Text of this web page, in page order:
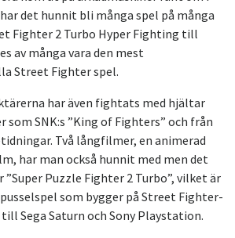
har det hunnit bli många spel på många
Fighter 2 Turbo Hyper Fighting till
av många vara den mest
Street Fighter spel.
har även fightats med hjältar
som SNK:s ”King of Fighters” och från
Två långfilmer, en animerad
har man också hunnit med men det
”Super Puzzle Fighter 2 Turbo”, vilket är
som bygger på Street Fighter-
Sega Saturn och Sony Playstation.